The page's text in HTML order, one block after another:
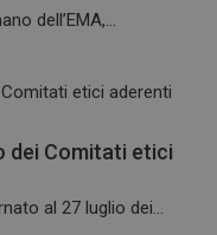
dell’EMA,...
dei Comitati etici
al 27 luglio dei...